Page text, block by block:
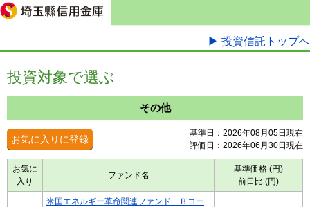
▶ 投資信託トップへ
投資対象で選ぶ
その他
お気に入りに登録
基準日：2026年08月05日現在
評価日：2026年06月30日現在
お気に
入り
ファンド名
基準価格 (円)
前日比 (円)
米国エネルギー革命関連ファンド Ｂコー